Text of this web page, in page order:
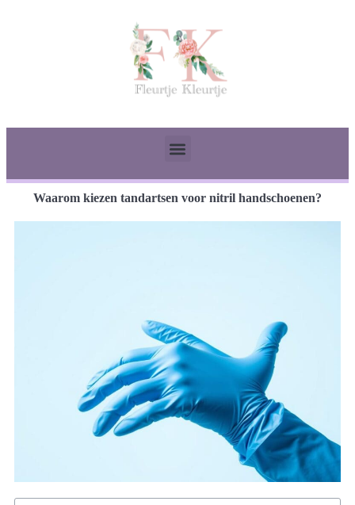
Waarom kiezen tandartsen voor nitril handschoenen?